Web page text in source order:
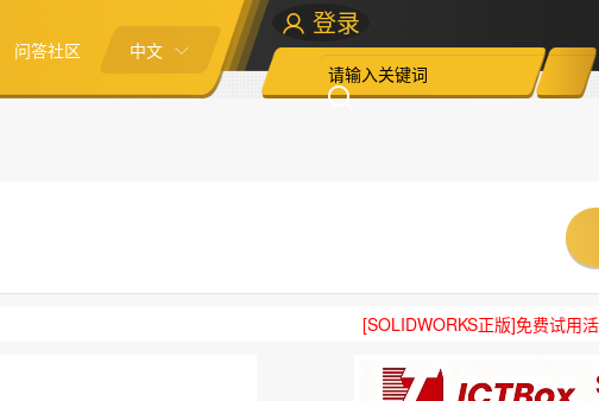
问答社区 中文
登录
[SOLIDWORKS正版]免费试用